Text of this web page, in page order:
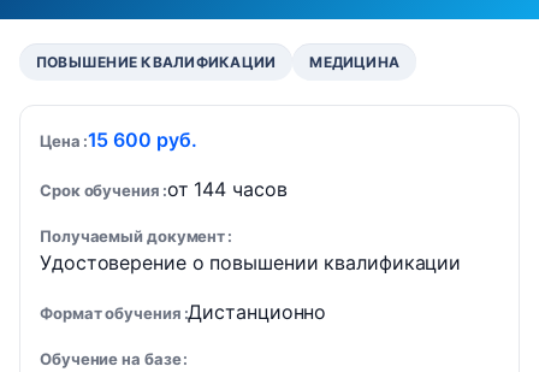
ПОВЫШЕНИЕ КВАЛИФИКАЦИИ МЕДИЦИНА
Цена 15 600 руб.
Срок обучения от 144 часов
Получаемый документ
Удостоверение о повышении квалификации
Формат обучения Дистанционно
Обучение на базе